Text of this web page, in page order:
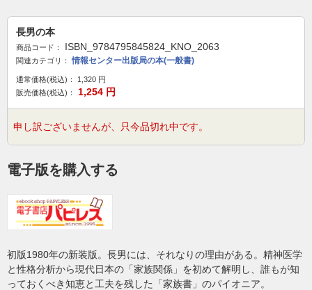
長男の本
商品コード： ISBN_9784795845824_KNO_2063
関連カテゴリ： 情報センター出版局の本(一般書)
通常価格(税込)： 1,320 円
販売価格(税込)：
1,254 円
申し訳ございませんが、只今品切れ中です。
電子版を購入する
初版1980年の新装版。長男には、それなりの理由がある。精神医学
と性格分析から現代日本の「家族関係」を初めて解明し、誰もが知
っておくべき知恵と工夫を残した「家族書」のパイオニア。